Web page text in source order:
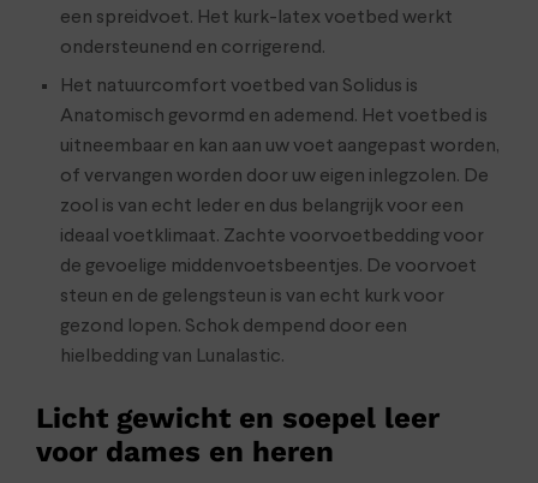
een spreidvoet. Het kurk-latex voetbed werkt
ondersteunend en corrigerend.
Het natuurcomfort voetbed van Solidus is
Anatomisch gevormd en ademend. Het voetbed is
uitneembaar en kan aan uw voet aangepast worden,
of vervangen worden door uw eigen inlegzolen. De
zool is van echt leder en dus belangrijk voor een
ideaal voetklimaat. Zachte voorvoetbedding voor
de gevoelige middenvoetsbeentjes. De voorvoet
steun en de gelengsteun is van echt kurk voor
gezond lopen. Schok dempend door een
hielbedding van Lunalastic.
Licht gewicht en soepel leer
voor dames en heren